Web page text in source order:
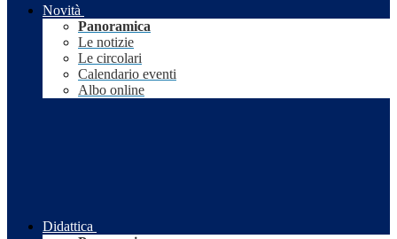
Novità
Panoramica
Le notizie
Le circolari
Calendario eventi
Albo online
Didattica